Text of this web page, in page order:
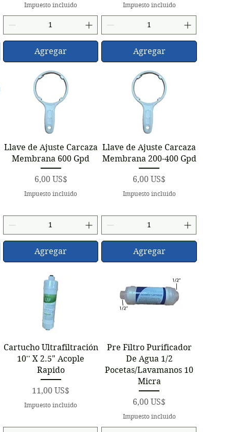
Impuesto incluido
Agregar
Impuesto incluido
Agregar
Vista rápida
Llave de Ajuste Carcaza
Membrana 600 Gpd
Precio
6,00 US$
Impuesto incluido
Agregar
Vista rápida
Llave de Ajuste Carcaza
Membrana 200-400 Gpd
Precio
6,00 US$
Impuesto incluido
Agregar
Vista rápida
Cartucho Ultrafiltración
10'' X 2.5" Acople
Rapido
Precio
11,00 US$
Impuesto incluido
Vista rápida
Pre Filtro Purificador
De Agua 1/2
Pocetas/Lavamanos 10
Micra
Precio
6,00 US$
Impuesto incluido